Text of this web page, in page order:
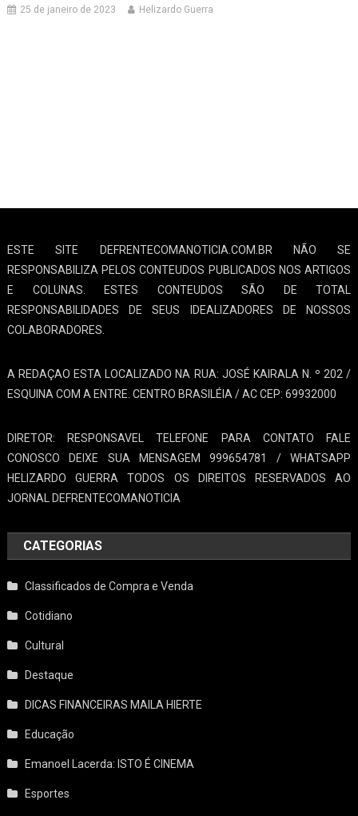
25 de janeiro de 2023 Helizardo Guerra
ESTE SITE DEFRENTECOMANOTICIA.COM.BR NÃO SE
RESPONSABILIZA PELOS CONTEUDOS PUBLICADOS NOS ARTIGOS
E COLUNAS. ESTES CONTEUDOS SÃO DE TOTAL
RESPONSABILIDADES DE SEUS IDEALIZADORES DE NOSSOS
COLABORADORES.
A REDAÇAO ESTA LOCALIZADO NA RUA: JOSÉ KAIRALA N. º 202 /
ESQUINA COM A ENTRE. CENTRO BRASILÉIA / AC CEP: 69932000
DIRETOR: RESPONSAVEL TELEFONE PARA CONTATO FALE
CONOSCO DEIXE SUA MENSAGEM 999654781 / WHATSAPP
HELIZARDO GUERRA TODOS OS DIREITOS RESERVADOS AO
JORNAL DEFRENTECOMANOTICIA
CATEGORIAS
Classificados de Compra e Venda
Cotidiano
Cultural
Destaque
DICAS FINANCEIRAS MAILA HIERTE
Educação
Emanoel Lacerda: ISTO É CINEMA
Esportes